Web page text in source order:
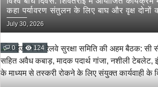
कहा पर्यावरण संतुलन के लिए बाघ और वृक्ष दोनों
July 30, 2026
0 124